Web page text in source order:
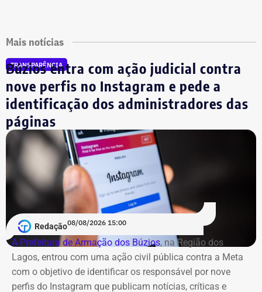
Mais notícias
TRANSPARÊNCIA
Búzios entra com ação judicial contra
nove perfis no Instagram e pede a
identificação dos administradores das
páginas
Redação08/08/2026 15:00
A Prefeitura de Armação dos Búzios, na Região dos
Lagos, entrou com uma ação civil pública contra a Meta
com o objetivo de identificar os responsável por nove
perfis do Instagram que publicam notícias, críticas e